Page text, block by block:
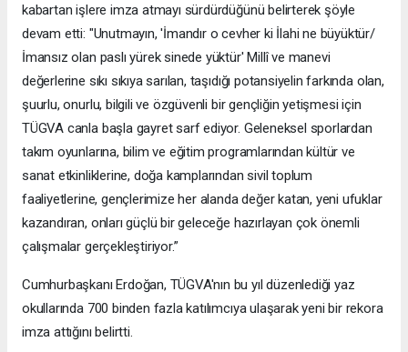
kabartan işlere imza atmayı sürdürdüğünü belirterek şöyle
devam etti: "Unutmayın, 'İmandır o cevher ki İlahi ne büyüktür/
İmansız olan paslı yürek sinede yüktür' Millî ve manevi
değerlerine sıkı sıkıya sarılan, taşıdığı potansiyelin farkında olan,
şuurlu, onurlu, bilgili ve özgüvenli bir gençliğin yetişmesi için
TÜGVA canla başla gayret sarf ediyor. Geleneksel sporlardan
takım oyunlarına, bilim ve eğitim programlarından kültür ve
sanat etkinliklerine, doğa kamplarından sivil toplum
faaliyetlerine, gençlerimize her alanda değer katan, yeni ufuklar
kazandıran, onları güçlü bir geleceğe hazırlayan çok önemli
çalışmalar gerçekleştiriyor.”
Cumhurbaşkanı Erdoğan, TÜGVA'nın bu yıl düzenlediği yaz
okullarında 700 binden fazla katılımcıya ulaşarak yeni bir rekora
imza attığını belirtti.